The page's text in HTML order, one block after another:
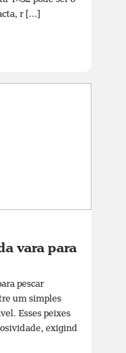
r [...]
vara para
pescar
um simples
Esses peixes
exigind